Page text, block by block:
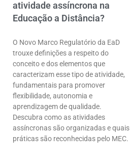
atividade assíncrona na
Educação a Distância?
O Novo Marco Regulatório da EaD
trouxe definições a respeito do
conceito e dos elementos que
caracterizam esse tipo de atividade,
fundamentais para promover
flexibilidade, autonomia e
aprendizagem de qualidade.
Descubra como as atividades
assíncronas são organizadas e quais
práticas são reconhecidas pelo MEC.